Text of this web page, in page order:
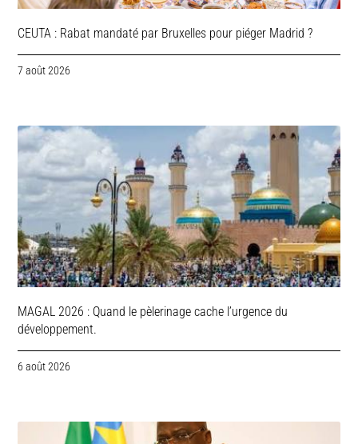
CEUTA : Rabat mandaté par Bruxelles pour piéger Madrid ?
7 août 2026
MAGAL 2026 : Quand le pèlerinage cache l’urgence du
développement.
6 août 2026